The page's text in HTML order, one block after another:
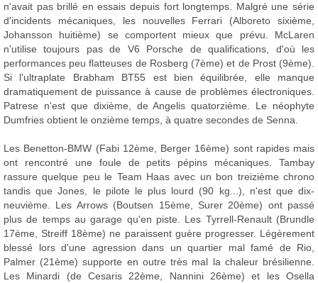
n'avait pas brillé en essais depuis fort longtemps. Malgré une série
d'incidents mécaniques, les nouvelles Ferrari (Alboreto sixième,
Johansson huitième) se comportent mieux que prévu. McLaren
n'utilise toujours pas de V6 Porsche de qualifications, d'où les
performances peu flatteuses de Rosberg (7ème) et de Prost (9ème).
Si l'ultraplate Brabham BT55 est bien équilibrée, elle manque
dramatiquement de puissance à cause de problèmes électroniques.
Patrese n'est que dixième, de Angelis quatorzième. Le néophyte
Dumfries obtient le onzième temps, à quatre secondes de Senna.
Les Benetton-BMW (Fabi 12ème, Berger 16ème) sont rapides mais
ont rencontré une foule de petits pépins mécaniques. Tambay
rassure quelque peu le Team Haas avec un bon treizième chrono
tandis que Jones, le pilote le plus lourd (90 kg...), n'est que dix-
neuvième. Les Arrows (Boutsen 15ème, Surer 20ème) ont passé
plus de temps au garage qu'en piste. Les Tyrrell-Renault (Brundle
17ème, Streiff 18ème) ne paraissent guère progresser. Légèrement
blessé lors d'une agression dans un quartier mal famé de Rio,
Palmer (21ème) supporte en outre très mal la chaleur brésilienne.
Les Minardi (de Cesaris 22ème, Nannini 26ème) et les Osella